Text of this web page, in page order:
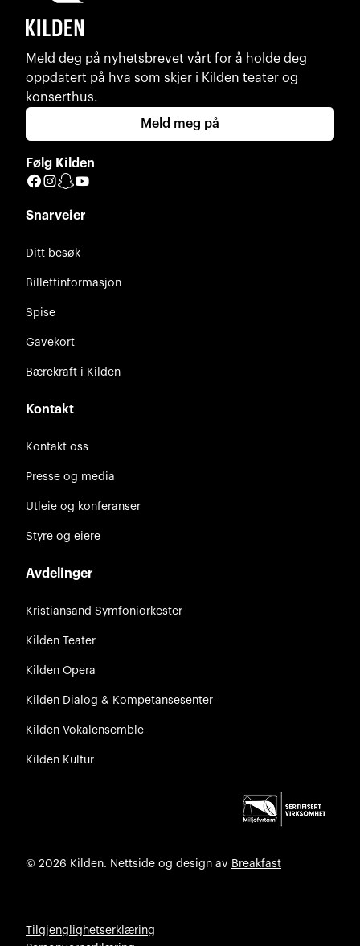
Meld deg på nyhetsbrevet vårt for å holde deg
oppdatert på hva som skjer i Kilden teater og
konserthus.
Meld meg på
Følg Kilden
Facebook
Instagram
Snapchat
Snarveier
Ditt besøk
Billettinformasjon
Spise
Gavekort
Bærekraft i Kilden
Kontakt
Kontakt oss
Presse og media
Utleie og konferanser
Styre og eiere
Avdelinger
Kristiansand Symfoniorkester
Kilden Teater
Kilden Opera
Kilden Dialog & Kompetansesenter
Kilden Vokalensemble
Kilden Kultur
© 2026 Kilden. Nettside og design av Breakfast
Tilgjenglighetserklæring